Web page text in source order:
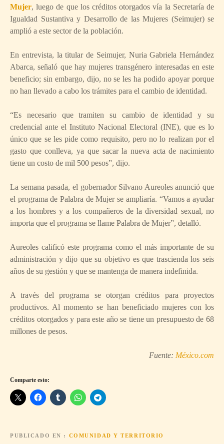
Mujer, luego de que los créditos otorgados vía la Secretaría de
Igualdad Sustantiva y Desarrollo de las Mujeres (Seimujer) se
amplió a este sector de la población.
En entrevista, la titular de Seimujer, Nuria Gabriela Hernández
Abarca, señaló que hay mujeres transgénero interesadas en este
beneficio; sin embargo, dijo, no se les ha podido apoyar porque
no han llevado a cabo los trámites para el cambio de identidad.
“Es necesario que tramiten su cambio de identidad y su
credencial ante el Instituto Nacional Electoral (INE), que es lo
único que se les pide como requisito, pero no lo realizan por el
gasto que conlleva, ya que sacar la nueva acta de nacimiento
tiene un costo de mil 500 pesos”, dijo.
La semana pasada, el gobernador Silvano Aureoles anunció que
el programa de Palabra de Mujer se ampliaría. “Vamos a ayudar
a los hombres y a los compañeros de la diversidad sexual, no
importa que el programa se llame Palabra de Mujer”, detalló.
Aureoles calificó este programa como el más importante de su
administración y dijo que su objetivo es que trascienda los seis
años de su gestión y que se mantenga de manera indefinida.
A través del programa se otorgan créditos para proyectos
productivos. Al momento se han beneficiado mujeres con los
créditos otorgados y para este año se tiene un presupuesto de 68
millones de pesos.
Fuente: México.com
Comparte esto:
PUBLICADO EN COMUNIDAD Y TERRITORIO